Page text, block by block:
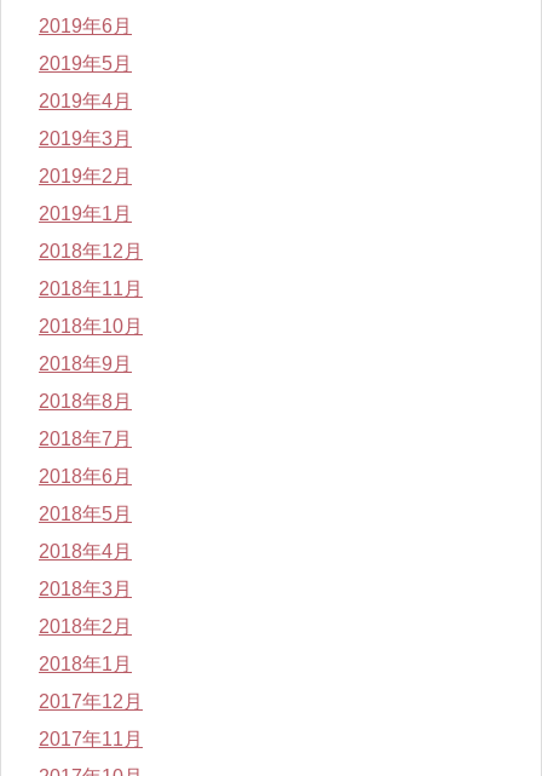
2019年6月
2019年5月
2019年4月
2019年3月
2019年2月
2019年1月
2018年12月
2018年11月
2018年10月
2018年9月
2018年8月
2018年7月
2018年6月
2018年5月
2018年4月
2018年3月
2018年2月
2018年1月
2017年12月
2017年11月